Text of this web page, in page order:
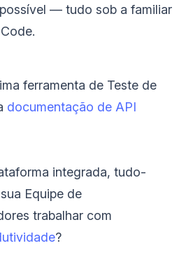
— tudo sob a familiar
ferramenta de Teste de
documentação de API
integrada, tudo-
Equipe de
trabalhar com
?